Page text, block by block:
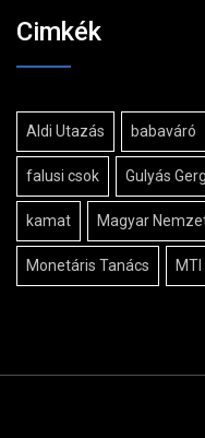
Cimkék
Aldi Utazás babaváró
falusi csok Gulyás
kamat Magyar
Monetáris Tanács MTI